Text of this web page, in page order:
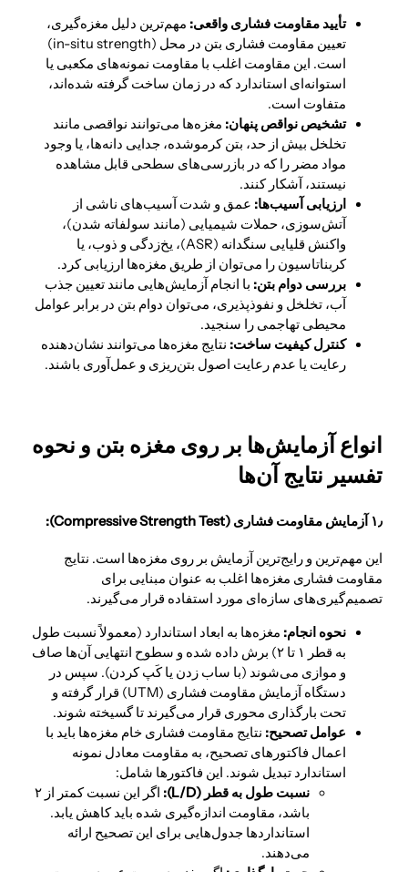
تأیید مقاومت فشاری واقعی: مهم‌ترین دلیل مغزه‌گیری،
تعیین مقاومت فشاری بتن در محل (in-situ strength)
است. این مقاومت اغلب با مقاومت نمونه‌های مکعبی یا
استوانه‌ای استاندارد که در زمان ساخت گرفته شده‌اند،
متفاوت است.
تشخیص نواقص پنهان: مغزه‌ها می‌توانند نواقصی مانند
تخلخل بیش از حد، بتن کرموشده، جدایی دانه‌ها، یا وجود
مواد مضر را که در بازرسی‌های سطحی قابل مشاهده
نیستند، آشکار کنند.
ارزیابی آسیب‌ها: عمق و شدت آسیب‌های ناشی از
آتش‌سوزی، حملات شیمیایی (مانند سولفاته شدن)،
واکنش قلیایی سنگدانه (ASR)، یخ‌زدگی و ذوب، یا
کربناتاسیون را می‌توان از طریق مغزه‌ها ارزیابی کرد.
بررسی دوام بتن: با انجام آزمایش‌هایی مانند تعیین جذب
آب، تخلخل و نفوذپذیری، می‌توان دوام بتن در برابر عوامل
محیطی تهاجمی را سنجید.
کنترل کیفیت ساخت: نتایج مغزه‌ها می‌توانند نشان‌دهنده
رعایت یا عدم رعایت اصول بتن‌ریزی و عمل‌آوری باشند.
انواع آزمایش‌ها بر روی مغزه‌ بتن و نحوه
تفسیر نتایج آن‌ها
۱٫ آزمایش مقاومت فشاری (Compressive Strength Test):
این مهم‌ترین و رایج‌ترین آزمایش بر روی مغزه‌ها است. نتایج
مقاومت فشاری مغزه‌ها اغلب به عنوان مبنایی برای
تصمیم‌گیری‌های سازه‌ای مورد استفاده قرار می‌گیرند.
نحوه انجام: مغزه‌ها به ابعاد استاندارد (معمولاً نسبت طول
به قطر ۱ تا ۲) برش داده شده و سطوح انتهایی آن‌ها صاف
و موازی می‌شوند (با ساب زدن یا کَپ کردن). سپس در
دستگاه آزمایش مقاومت فشاری (UTM) قرار گرفته و
تحت بارگذاری محوری قرار می‌گیرند تا گسیخته شوند.
عوامل تصحیح: نتایج مقاومت فشاری خام مغزه‌ها باید با
اعمال فاکتورهای تصحیح، به مقاومت معادل نمونه
استاندارد تبدیل شوند. این فاکتورها شامل:
نسبت طول به قطر (L/D):
اگر این نسبت کمتر از ۲
باشد، مقاومت اندازه‌گیری شده باید کاهش یابد.
استانداردها جدول‌هایی برای این تصحیح ارائه
می‌دهند.